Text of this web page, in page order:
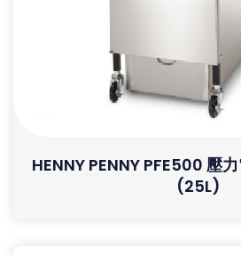
HENNY PENNY PFE500 壓
(25L)